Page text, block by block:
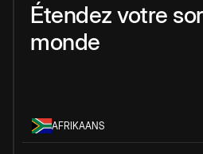
Étendez votre
monde
AFRIKAANS